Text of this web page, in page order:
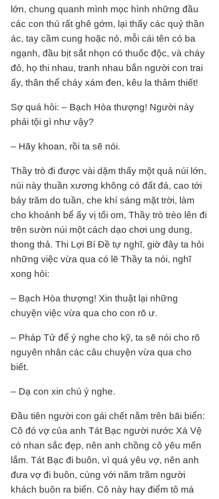
lớn, chung quanh mình mọc hình những đầu
các con thú rất ghê gớm, lại thấy các quỷ thần
ác, tay cầm cung hoặc nỏ, mỗi cái tên có ba
ngạnh, đầu bịt sắt nhọn có thuốc độc, và cháy
đỏ, họ thi nhau, tranh nhau bắn người con trai
ấy, thân thể cháy xám đen, kêu la thảm thiết!
Sợ quá hỏi: – Bạch Hòa thượng! Người này
phải tội gì như vậy?
– Hãy khoan, rồi ta sẽ nói.
Thầy trò đi được vài dặm thấy một quả núi lớn,
núi này thuần xương không có đất đá, cao tới
bảy trăm do tuần, che khí sáng mặt trời, làm
cho khoảnh bể ấy vị tối om, Thầy trò trèo lên đi
trên sườn núi một cách dạo chơi ung dung,
thong thả. Thi Lợi Bí Đề tự nghĩ, giờ đây ta hỏi
những việc vừa qua có lẽ Thầy ta nói, nghĩ
xong hỏi:
– Bạch Hòa thượng! Xin thuật lại những
chuyện việc vừa qua cho con rõ ư.
– Pháp Tử để ý nghe cho kỹ, ta sẽ nói cho rõ
nguyên nhân các câu chuyện vừa qua cho
biết.
– Dạ con xin chú ý nghe.
Đầu tiên người con gái chết nằm trên bãi biển:
Cô đó vợ của anh Tát Bạc người nước Xá Vệ
có nhan sắc đẹp, nên anh chồng cô yêu mến
lắm. Tát Bạc đi buôn, vì quá yêu vợ, nên anh
đưa vợ đi buôn, cùng với năm trăm người
khách buôn ra biển. Cô này hay điểm tô má